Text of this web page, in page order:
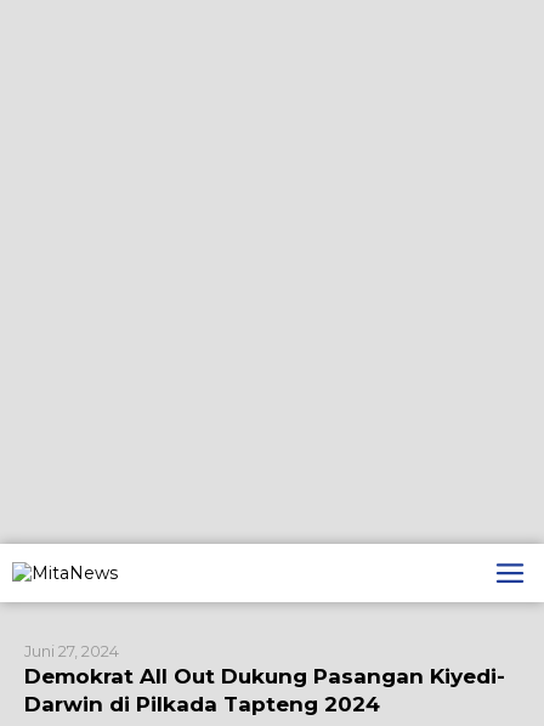
ke
konten
Juni 27, 2024
Demokrat All Out Dukung Pasangan Kiyedi-
Darwin di Pilkada Tapteng 2024